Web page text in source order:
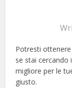
Potresti
se stai cercando
migliore per le
giusto.